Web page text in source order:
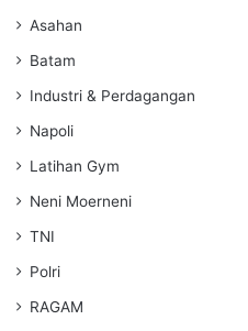
Asahan
Batam
Industri & Perdagangan
Napoli
Latihan Gym
Neni Moerneni
TNI
Polri
RAGAM